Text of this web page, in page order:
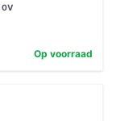
Op voorraad